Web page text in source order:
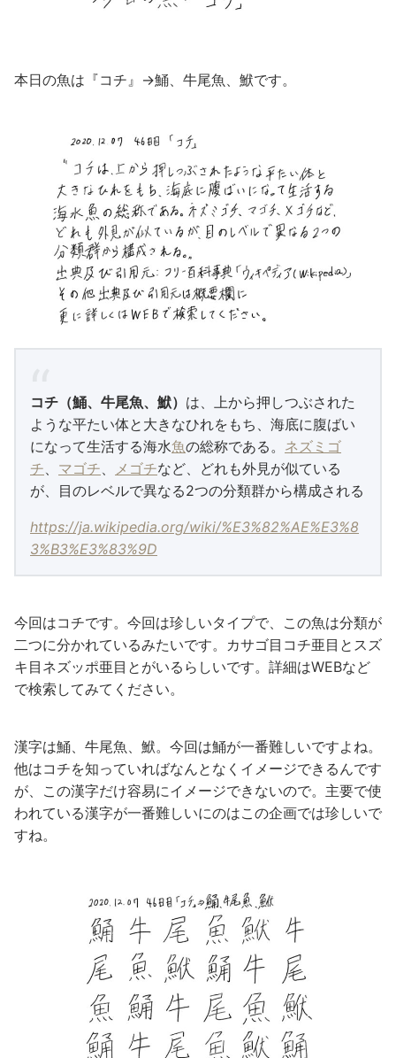
本日の魚は『コチ』→鯒、牛尾魚、鮲です。
コチ （鯒、牛尾魚、鮲） は、上から押しつぶされた
ような平たい体と大きなひれをもち、海底に腹ばい
になって生活する海水魚の総称である。 ネズミゴ
チ
マゴチ メゴチなど、どれも外見が似ている
が、目のレベルで異なる2つの分類群から構成される
https://ja.wikipedia.org/wiki/%E3%82%AE%E3%8
3%B3%E3%83%9D
今回はコチです。今回は珍しいタイプで、この魚は分類が
二つに分かれているみたいです。カサゴ目コチ亜目とスズ
キ目ネズッポ亜目とがいるらしいです。詳細はWEBなど
で検索してみてください。
漢字は鯒、牛尾魚、鮲。今回は鯒が一番難しいですよね。
他はコチを知っていればなんとなくイメージできるんです
が、この漢字だけ容易にイメージできないので。主要で使
われている漢字が一番難しいにのはこの企画では珍しいで
すね。